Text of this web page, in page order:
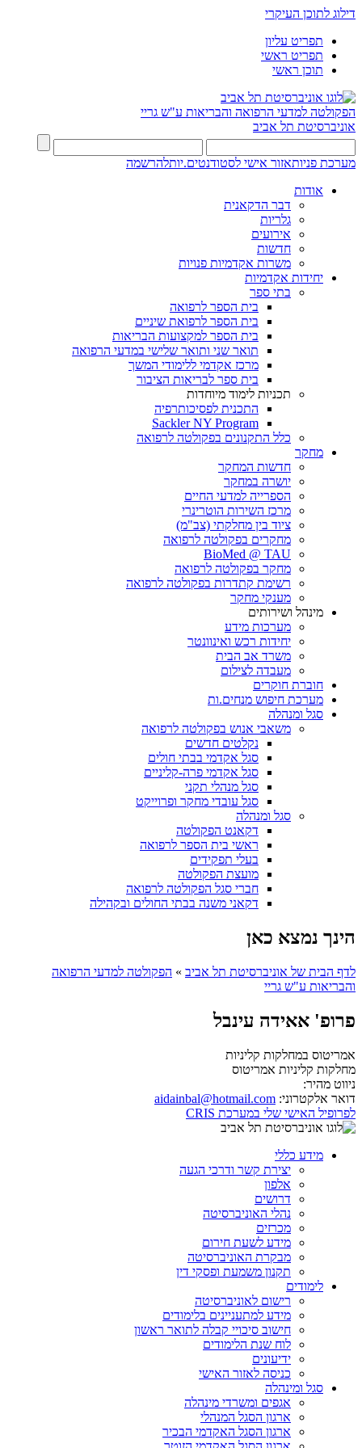
דילוג לתוכן העיקרי
תפריט עליון
תפריט ראשי
תוכן ראשי
הפקולטה למדעי הרפואה והבריאות ע"ש גריי
אוניברסיטת תל אביב
מערכת פניותאזור אישי לסטודנטים.יותלהרשמה
אודות
דבר הדקאנית
גלריות
אירועים
חדשות
משרות אקדמיות פנויות
יחידות אקדמיות
בתי ספר
בית הספר לרפואה
בית הספר לרפואת שיניים
בית הספר למקצועות הבריאות
תואר שני ותואר שלישי במדעי הרפואה
מרכז אקדמי ללימודי המשך
בית ספר לבריאות הציבור
תכניות לימוד מיוחדות
התכנית לפסיכותרפיה
Sackler NY Program
כלל התקנונים בפקולטה לרפואה
מחקר
חדשות המחקר
יושרה במחקר
הספרייה למדעי החיים
מרכז השירות הוטרינרי
ציוד בין מחלקתי (צב"מ)
מחקרים בפקולטה לרפואה
BioMed @ TAU
מחקר בפקולטה לרפואה
רשימת קתדרות בפקולטה לרפואה
מענקי מחקר
מינהל ושירותים
מערכות מידע
יחידות רכש ואינוונטר
משרד אב הבית
מעבדה לצילום
חוברת חוקרים
מערכת חיפוש מנחים.ות
סגל ומנהלה
משאבי אנוש בפקולטה לרפואה
נקלטים חדשים
סגל אקדמי בבתי חולים
סגל אקדמי פרה-קליניים
סגל מנהלי תקני
סגל עובדי מחקר ופרוייקט
סגל ומנהלה
דקאנט הפקולטה
ראשי בית הספר לרפואה
בעלי תפקידים
מועצת הפקולטה
חברי סגל הפקולטה לרפואה
דקאני משנה בבתי החולים ובקהילה
הינך נמצא כאן
לדף הבית של אוניברסיטת תל אביב » הפקולטה למדעי הרפואה
והבריאות ע"ש גריי
פרופ' אאידה עינבל
אמריטוס במחלקות קליניות
מחלקות קליניות אמריטוס
ניווט מהיר:
דואר אלקטרוני: aidainbal@hotmail.com
לפרופיל האישי שלי במערכת CRIS
מידע כללי
יצירת קשר ודרכי הגעה
אלפון
דרושים
נהלי האוניברסיטה
מכרזים
מידע לשעת חירום
מבקרת האוניברסיטה
תקנון משמעת ופסקי דין
לימודים
רישום לאוניברסיטה
מידע למתעניינים בלימודים
חישוב סיכויי קבלה לתואר ראשון
לוח שנת הלימודים
ידיעונים
כניסה לאזור האישי
סגל ומינהלה
אגפים ומשרדי מינהלה
ארגון הסגל המנהלי
ארגון הסגל האקדמי הבכיר